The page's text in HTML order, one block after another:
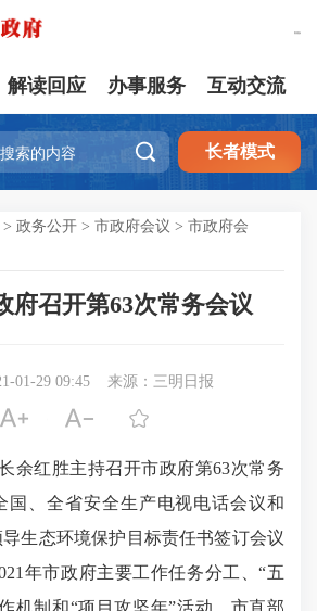
解读回应 办事服务 互动交流
 长者模式
> 政务公开 > 市政府会议 > 市政府会
府召开第63次常务会议
01-29 09:45 来源：三明日报
  
红胜主持召开市政府第63次常务
国、全省安全生产电视电话会议和
导生态环境保护目标责任书签订会议
年市政府主要工作任务分工、“五
机制和“项目攻坚年”活动、市直部